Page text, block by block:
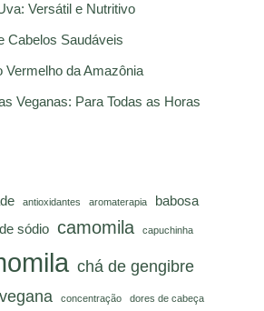
Versátil e Nutritivo
Cabelos Saudáveis
Vermelho da Amazônia
Veganas: Para Todas as Horas
antioxidantes aromaterapia babosa
sódio camomila capuchinha
chá de gengibre
concentração dores de cabeça